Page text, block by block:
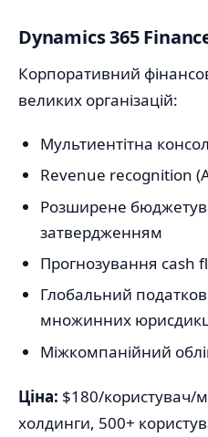
Dynamics 365
Корпоративний
великих організацій:
Мультиентітна
Revenue recognition
Розширене
затвердженням
Прогнозування cash
Глобальний
множинних
Міжкомпанійний
Ціна: $180/користувач/
холдинги, 500+